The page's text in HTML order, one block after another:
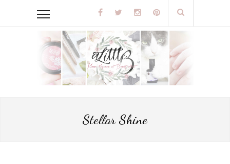
Stellar Shine